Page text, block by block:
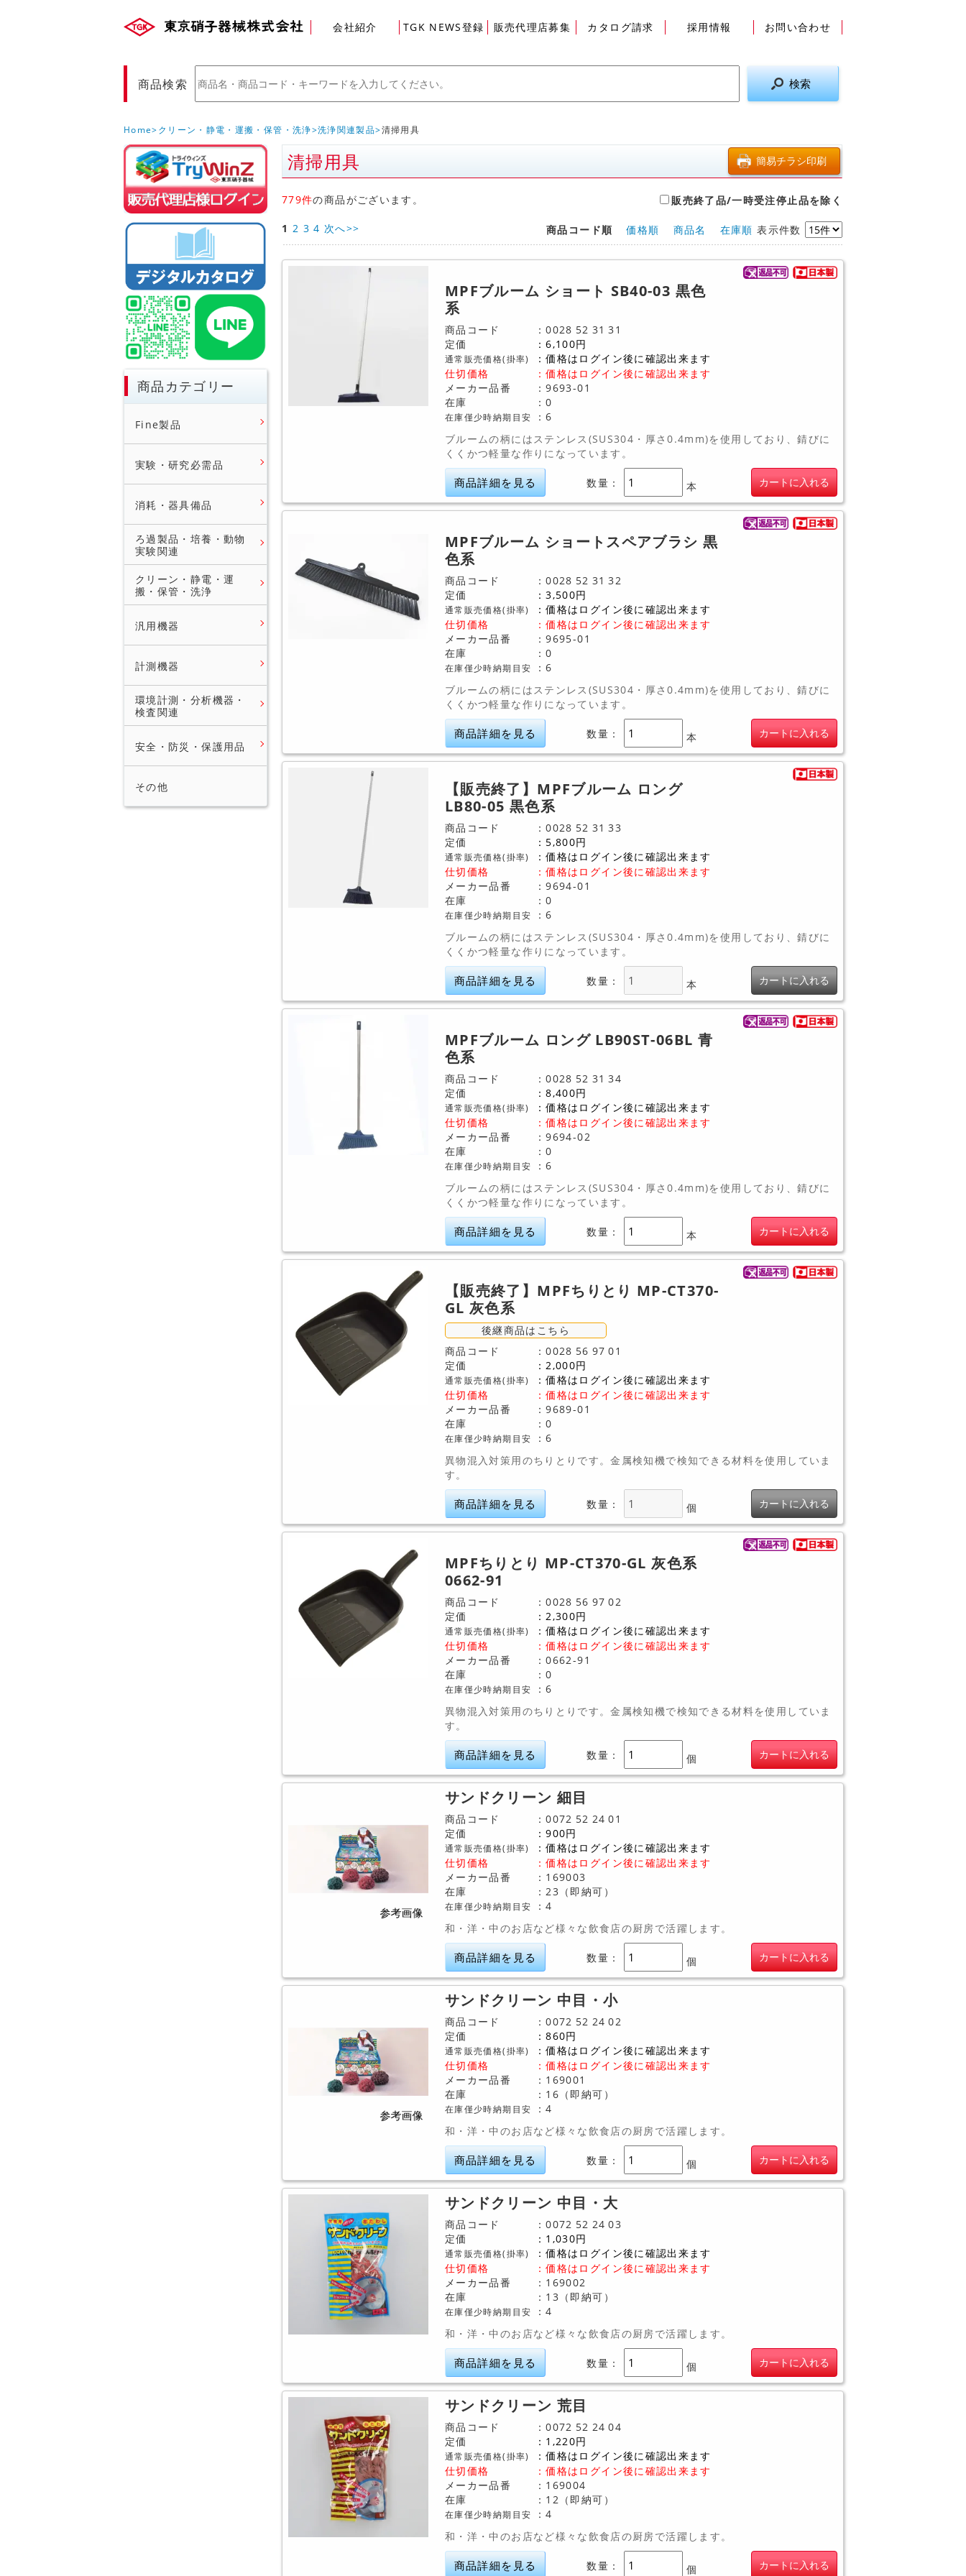
商品検索
会社紹介 TGK NEWS登録 販売代理店募集 カタログ請求 採用情報 お問い合わせ
Home クリーン・静電・運搬・保管・洗浄 洗浄関連製品 清掃用具
販売店様ログイン
商品カテゴリー
Fine製品
実験・研究必需品
消耗・器具備品
ろ過製品・培養・動物
実験関連
クリーン・静電・運
搬・保管・洗浄
汎用機器
計測機器
環境計測・分析機器・
検査関連
安全・防災・保護用品
その他
清掃用具
779件の商品がございます。 販売終了品/一時受注停止品を除く
商品コード順 価格順 商品名 在庫順 表示件数
1 2 3 4 次へ>>
MPFブルーム ショート SB40-03 黒色
系
商品コード 0028 52 31 31
定価
6,100円
通常販売価格(掛率)
価格はログイン後に確認出来ます
仕切価格
：価格はログイン後に確認出来ます
メーカー品番
9693-01
在庫
0
在庫僅少時納期目安
6
ブルームの柄にはステンレス(SUS304・厚さ0.4mm)を使用しており、錆びに
くくかつ軽量な作りになっています。
商品詳細を見る 数量： 本 カートに入れる
MPFブルーム ショートスペアブラシ 黒
色系
商品コード 0028 52 31 32
定価
3,500円
通常販売価格(掛率)
価格はログイン後に確認出来ます
仕切価格
：価格はログイン後に確認出来ます
メーカー品番
9695-01
在庫
0
在庫僅少時納期目安
6
ブルームの柄にはステンレス(SUS304・厚さ0.4mm)を使用しており、錆びに
くくかつ軽量な作りになっています。
商品詳細を見る 数量： 本 カートに入れる
【販売終了】MPFブルーム ロング
LB80-05 黒色系
商品コード 0028 52 31 33
定価
5,800円
通常販売価格(掛率)
価格はログイン後に確認出来ます
仕切価格
：価格はログイン後に確認出来ます
メーカー品番
9694-01
在庫
0
在庫僅少時納期目安
6
ブルームの柄にはステンレス(SUS304・厚さ0.4mm)を使用しており、錆びに
くくかつ軽量な作りになっています。
商品詳細を見る 数量： 本 カートに入れる
MPFブルーム ロング LB90ST-06BL 青
色系
商品コード 0028 52 31 34
定価
8,400円
通常販売価格(掛率)
価格はログイン後に確認出来ます
仕切価格
：価格はログイン後に確認出来ます
メーカー品番
9694-02
在庫
0
在庫僅少時納期目安
6
ブルームの柄にはステンレス(SUS304・厚さ0.4mm)を使用しており、錆びに
くくかつ軽量な作りになっています。
商品詳細を見る 数量： 本 カートに入れる
【販売終了】MPFちりとり MP-CT370-
GL 灰色系
後継商品はこちら
商品コード
0028 56 97 01
定価
2,000円
通常販売価格(掛率)
価格はログイン後に確認出来ます
仕切価格
：価格はログイン後に確認出来ます
メーカー品番
9689-01
在庫
0
在庫僅少時納期目安
6
異物混入対策用のちりとりです。金属検知機で検知できる材料を使用していま
す。
商品詳細を見る 数量： 個 カートに入れる
MPFちりとり MP-CT370-GL 灰色系
0662-91
商品コード 0028 56 97 02
定価
2,300円
通常販売価格(掛率)
価格はログイン後に確認出来ます
仕切価格
：価格はログイン後に確認出来ます
メーカー品番
0662-91
在庫
0
在庫僅少時納期目安
6
異物混入対策用のちりとりです。金属検知機で検知できる材料を使用していま
す。
商品詳細を見る 数量： 個 カートに入れる
サンドクリーン 細目
商品コード 0072 52 24 01
定価
900円
通常販売価格(掛率)
価格はログイン後に確認出来ます
仕切価格
：価格はログイン後に確認出来ます
メーカー品番
169003
在庫
23（即納可）
在庫僅少時納期目安
4
和・洋・中のお店など様々な飲食店の厨房で活躍します。
商品詳細を見る 数量： 個 カートに入れる
サンドクリーン 中目・小
商品コード 0072 52 24 02
定価
860円
通常販売価格(掛率)
価格はログイン後に確認出来ます
仕切価格
：価格はログイン後に確認出来ます
メーカー品番
169001
在庫
16（即納可）
在庫僅少時納期目安
4
和・洋・中のお店など様々な飲食店の厨房で活躍します。
商品詳細を見る 数量： 個 カートに入れる
サンドクリーン 中目・大
商品コード 0072 52 24 03
定価
1,030円
通常販売価格(掛率)
価格はログイン後に確認出来ます
仕切価格
：価格はログイン後に確認出来ます
メーカー品番
169002
在庫
13（即納可）
在庫僅少時納期目安
4
和・洋・中のお店など様々な飲食店の厨房で活躍します。
商品詳細を見る 数量： 個 カートに入れる
サンドクリーン 荒目
商品コード 0072 52 24 04
定価
1,220円
通常販売価格(掛率)
価格はログイン後に確認出来ます
仕切価格
：価格はログイン後に確認出来ます
メーカー品番
169004
在庫
12（即納可）
在庫僅少時納期目安
4
和・洋・中のお店など様々な飲食店の厨房で活躍します。
商品詳細を見る 数量： 個 カートに入れる